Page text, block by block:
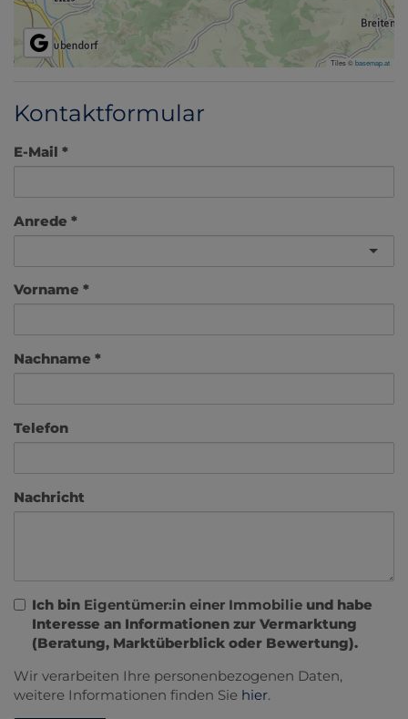
Tiles ©basemap.at
Kontaktformular
E-Mail
Anrede
Vorname
Nachname
Telefon
Nachricht
Ich bin Eigentümer:in einer Immobilie und habe
Interesse an Informationen zur Vermarktung
(Beratung, Marktüberblick oder Bewertung).
Wir verarbeiten Ihre personenbezogenen Daten,
weitere Informationen finden Sie hier.